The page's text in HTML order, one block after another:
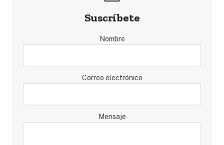
Suscríbete
Nombre
Correo electrónico
Mensaje